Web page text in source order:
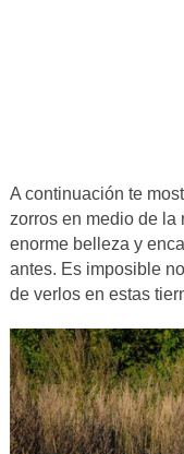
A continuación te
zorros en medio de la
enorme belleza y
antes. Es imposible
de verlos en estas